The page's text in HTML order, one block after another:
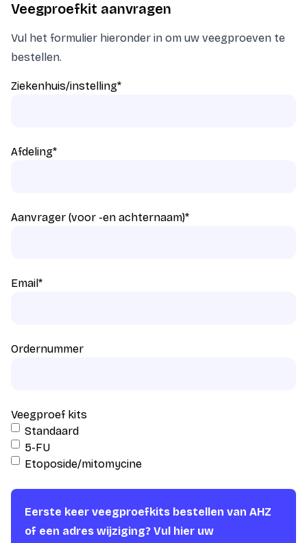
Veegproefkit aanvragen
Vul het formulier hieronder in om uw veegproeven te
bestellen.
Ziekenhuis/instelling*
Afdeling*
Aanvrager (voor -en achternaam)*
Email*
Ordernummer
Veegproef kits
Standaard
5-FU
Etoposide/mitomycine
Eerste keer veegproefkits bestellen van AHZ
of een adres wijziging? Vul hier uw